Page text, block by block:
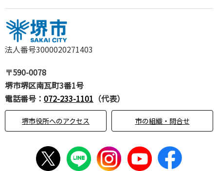
法人番号3000020271403
〒590-0078
堺市堺区南瓦町3番1号
電話番号： 072-233-1101 （代表）
堺市役所へのアクセス 市の組織・問合せ